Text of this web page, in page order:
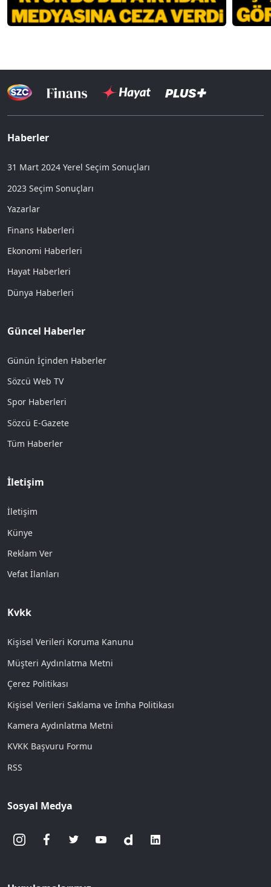
Haberler
31 Mart 2024 Yerel Seçim Sonuçları
2023 Seçim Sonuçları
Yazarlar
Finans Haberleri
Ekonomi Haberleri
Hayat Haberleri
Dünya Haberleri
Güncel Haberler
Günün İçinden Haberler
Sözcü Web TV
Spor Haberleri
Sözcü E-Gazete
Tüm Haberler
İletişim
İletişim
Künye
Reklam Ver
Vefat İlanları
Kvkk
Kişisel Verileri Koruma Kanunu
Müşteri Aydınlatma Metni
Çerez Politikası
Kişisel Verileri Saklama ve İmha Politikası
Kamera Aydınlatma Metni
KVKK Başvuru Formu
RSS
Sosyal Medya